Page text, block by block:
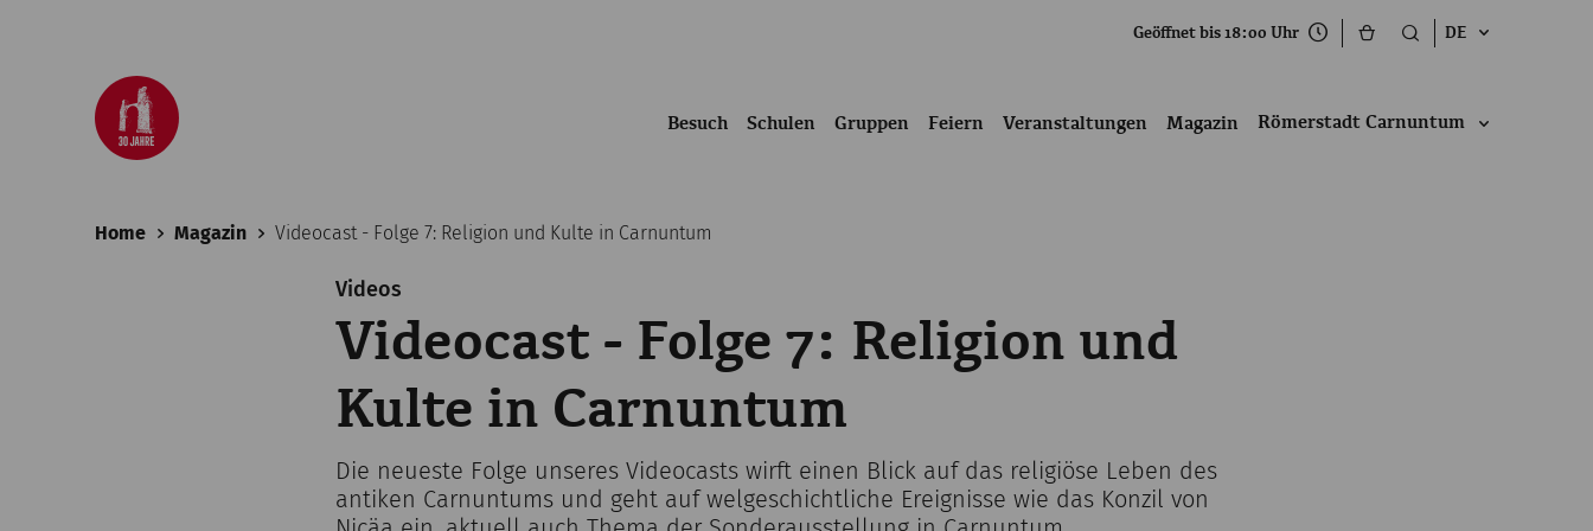
Geöffnet bis 18:00 Uhr DE
Besuch Schulen Gruppen Feiern Veranstaltungen Magazin Römerstadt Carnuntum
Home Magazin Videocast - Folge 7: Religion und Kulte in Carnuntum
Videos
Videocast - Folge 7: Religion und
Kulte in Carnuntum
Die neueste Folge unseres Videocasts wirft einen Blick auf das religiöse Leben des
antiken Carnuntums und geht auf welgeschichtliche Ereignisse wie das Konzil von